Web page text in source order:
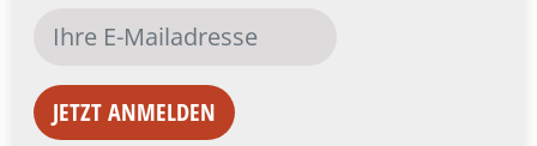
JETZT ANMELDEN